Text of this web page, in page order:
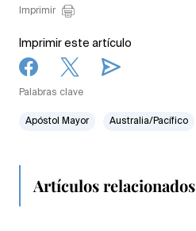
Imprimir
Imprimir este artículo
Palabras clave
Apóstol Mayor Australia/Pacífico
Artículos relacionados